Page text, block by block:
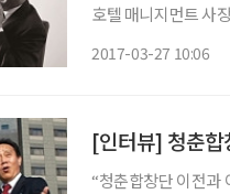
호텔 매니지먼트 사
2017-03-27 10:06
[인터뷰] 청춘합
“청춘합창단 이전과